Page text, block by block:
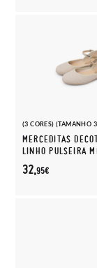
(3 CORES) (TAMANHO
MERCEDITAS
LINHO PULSEIRA
32,95€